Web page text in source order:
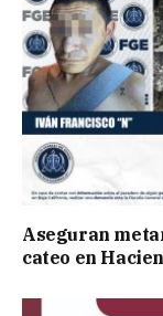
Aseguran
cateo en